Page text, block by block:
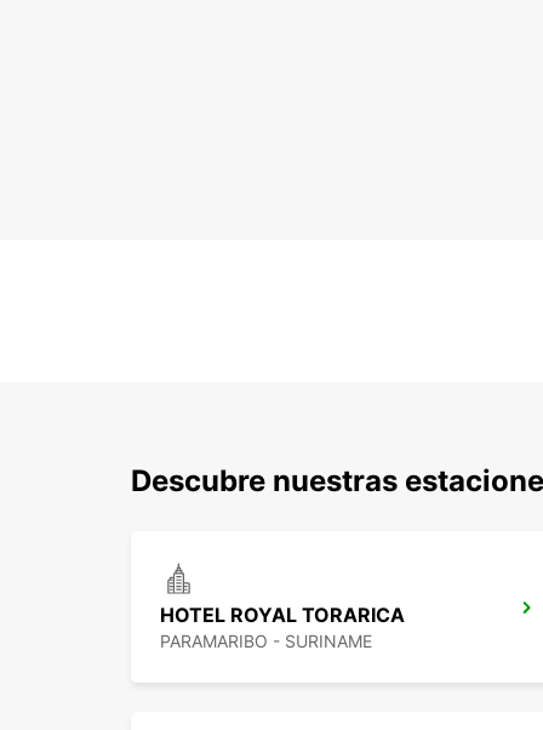
Descubre nuestras
HOTEL ROYAL TORARICA
PARAMARIBO - SURINAME